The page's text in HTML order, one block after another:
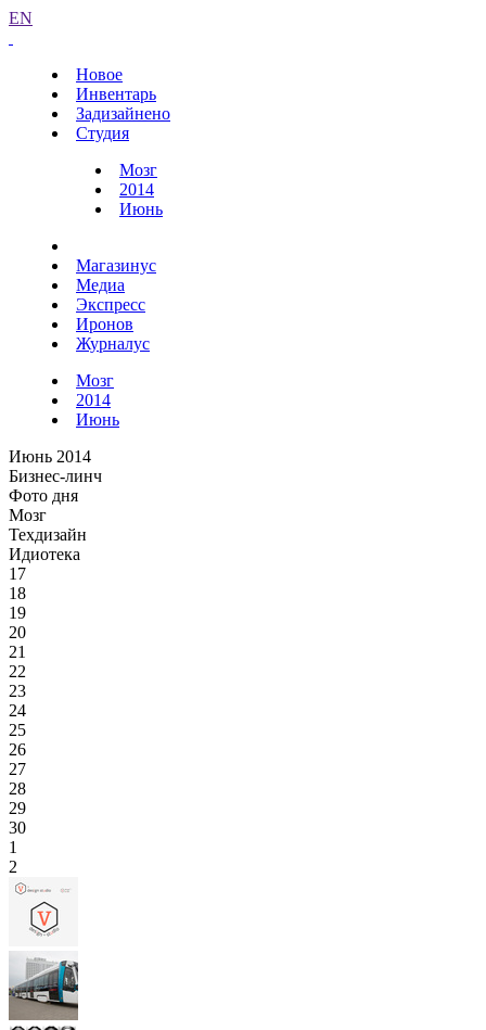
EN
Новое
Инвентарь
Задизайнено
Студия
Мозг
2014
Июнь
Магазинус
Медиа
Экспресс
Иронов
Журналус
Мозг
2014
Июнь
Июнь 2014
Бизнес-линч
Фото дня
Мозг
Техдизайн
Идиотека
17
18
19
20
21
22
23
24
25
26
27
28
29
30
1
2